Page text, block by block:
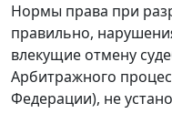
Нормы права при
правильно,
влекущие отмену
Арбитражного
Федерации), не